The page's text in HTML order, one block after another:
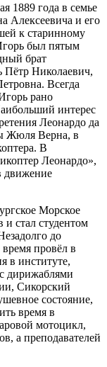
1889 года в семье
Алексеевича и его
к старинному
был пятым
брат
Пётр Николаевич,
Всегда
рано
интерес
Леонардо да
Жюля Верна, в
В
Леонардо»,
движение
Морское
и стал студентом
до
провёл в
в институте,
дирижаблями
Сикорский
состояние,
время в
мотоцикл,
а преподавателей